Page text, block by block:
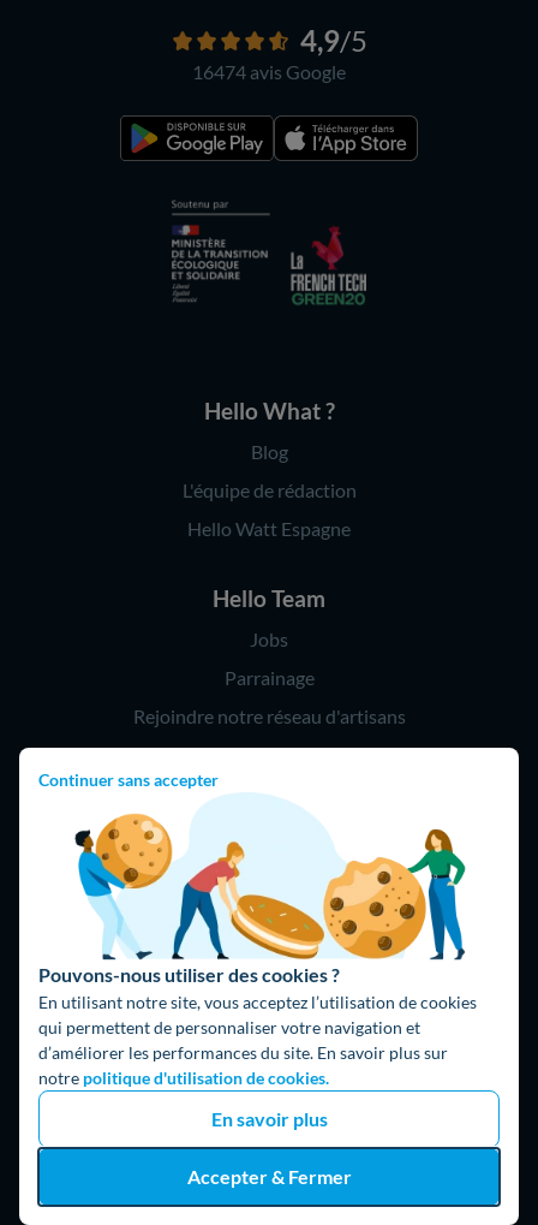
Continuer sans accepter
Pouvons-nous utiliser des cookies ?
En utilisant notre site, vous acceptez l’utilisation de cookies
qui permettent de personnaliser votre navigation et
d’améliorer les performances du site. En savoir plus sur
notre politique d'utilisation de cookies.
En savoir plus
Accepter & Fermer
4,9/5
16474 avis Google
Hello What ?
Blog
L'équipe de rédaction
Hello Watt Espagne
Hello Team
Jobs
Parrainage
Rejoindre notre réseau d'artisans
Hello !
09 75 18 60 60
(8h-21h)
75018 Paris
Fait avec ⚡ par Hello Watt
© 2026 Hello Watt |CGU|Mentions légales